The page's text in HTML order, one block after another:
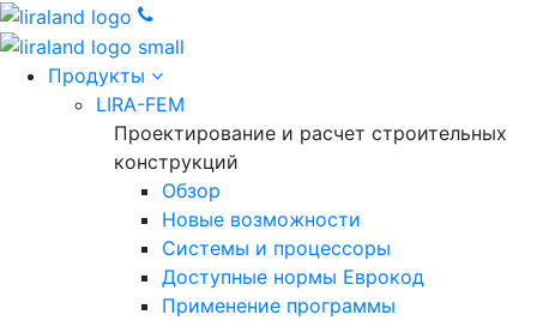
Продукты
LIRA-FEM
Проектирование и расчет строительных
конструкций
Обзор
Новые возможности
Cистемы и процессоры
Доступные нормы Еврокод
Применение программы